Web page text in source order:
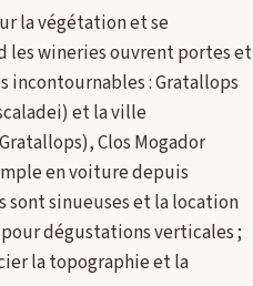
la végétation et se
les wineries ouvrent portes et
incontournables : Gratallops
et la ville
Clos Mogador
en voiture depuis
sont sinueuses et la location
dégustations verticales ;
la topographie et la